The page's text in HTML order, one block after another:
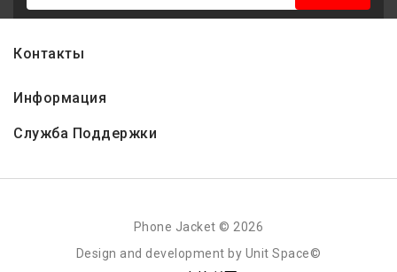
Контакты
Информация
Служба Поддержки
Phone Jacket © 2026
Design and development by Unit Space©